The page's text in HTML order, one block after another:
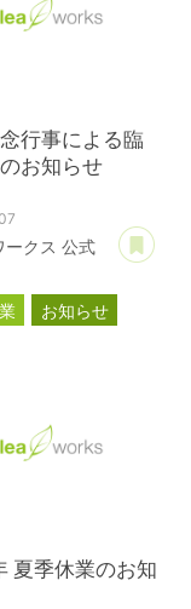
行事による臨
お知らせ
ークス 公式
お知らせ
夏季休業のお知